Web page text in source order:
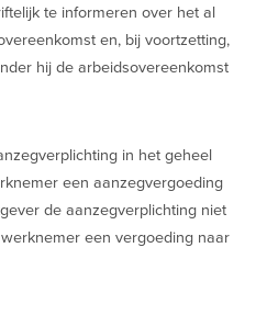
te informeren over het al
en, bij voortzetting,
hij de arbeidsovereenkomst
in het geheel
een aanzegvergoeding
de aanzegverplichting niet
een vergoeding naar